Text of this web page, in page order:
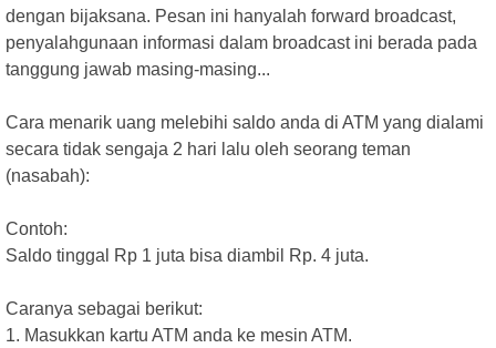
dengan bijaksana. Pesan ini hanyalah forward broadcast,
penyalahgunaan informasi dalam broadcast ini berada pada
tanggung jawab masing-masing...
Cara menarik uang melebihi saldo anda di ATM yang dialami
secara tidak sengaja 2 hari lalu oleh seorang teman
(nasabah):
Contoh:
Saldo tinggal Rp 1 juta bisa diambil Rp. 4 juta.
Caranya sebagai berikut:
1. Masukkan kartu ATM anda ke mesin ATM.